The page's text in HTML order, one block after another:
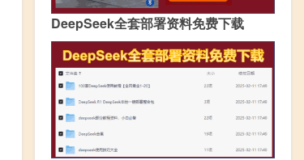
DeepSeek全套部署资料免费下载